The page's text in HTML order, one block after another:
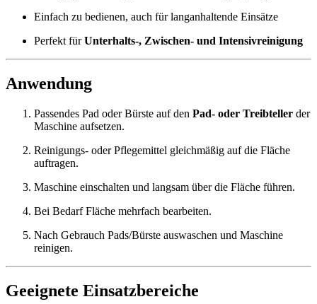
Einfach zu bedienen, auch für langanhaltende Einsätze
Perfekt fürUnterhalts-, Zwischen- und Intensivreinigung
Anwendung
Passendes Pad oder Bürste auf den Pad- oder Treibteller der
Maschine aufsetzen.
Reinigungs- oder Pflegemittel gleichmäßig auf die Fläche
auftragen.
Maschine einschalten und langsam über die Fläche führen.
Bei Bedarf Fläche mehrfach bearbeiten.
Nach Gebrauch Pads/Bürste auswaschen und Maschine
reinigen.
Geeignete Einsatzbereiche